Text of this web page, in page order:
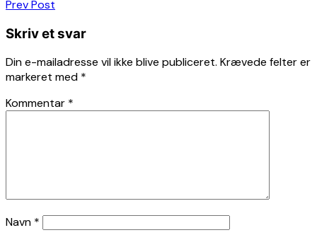
Indlægsnavigation
Prev Post
Skriv et svar
Din e-mailadresse vil ikke blive publiceret. Krævede felter er
markeret med *
Kommentar *
Navn *